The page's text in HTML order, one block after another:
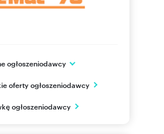
ogłoszeniodawcy
oferty ogłoszeniodawcy
ogłoszeniodawcy